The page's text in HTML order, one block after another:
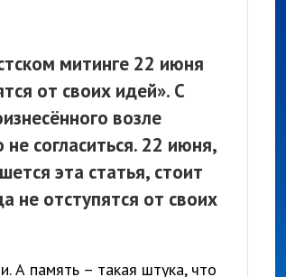
митинге 22 июня
от своих идей». С
возле
согласиться. 22 июня,
эта статья, стоит
не отступятся от своих
А память – такая штука, что